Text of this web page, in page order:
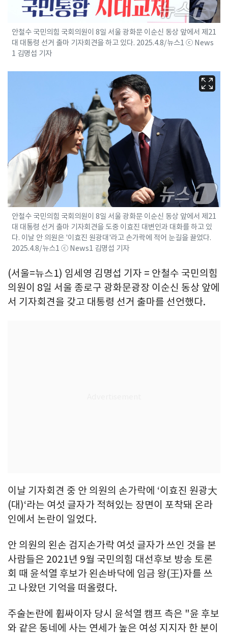
안철수 국민의힘 국회의원이 8일 서울 광화문 이순신 동상 앞에서 제21
대 대통령 선거 출마 기자회견을 하고 있다. 2025.4.8/뉴스1 ⓒ News
1 김명섭 기자
안철수 국민의힘 국회의원이 8일 서울 광화문 이순신 동상 앞에서 제21
대 대통령 선거 출마 기자회견을 도중 이효진 대변인과 대화를 하고 있
다. 이날 안 의원은 '이효진 원광대'라고 손가락에 적어 눈길을 끌었다.
2025.4.8/뉴스1 ⓒ News1 김명섭 기자
(서울=뉴스1) 임세영 김명섭 기자 = 안철수 국민의힘
의원이 8일 서울 종로구 광화문광장 이순신 동상 앞에
서 기자회견을 갖고 대통령 선거 출마를 선언했다.
이날 기자회견 중 안 의원의 손가락에 ‘이효진 원광大
(대)‘라는 여섯 글자가 적혀있는 장면이 포착돼 온라
인에서 논란이 일었다.
안 의원의 왼손 검지손가락 여섯 글자가 쓰인 것을 본
사람들은 2021년 9월 국민의힘 대선후보 방송 토론
회 때 윤석열 후보가 왼손바닥에 임금 왕(王)자를 쓰
고 나왔던 기억을 떠올렸다.
주술논란에 휩싸이자 당시 윤석열 캠프 측은 "윤 후보
와 같은 동네에 사는 연세가 높은 여성 지지자 한 분이